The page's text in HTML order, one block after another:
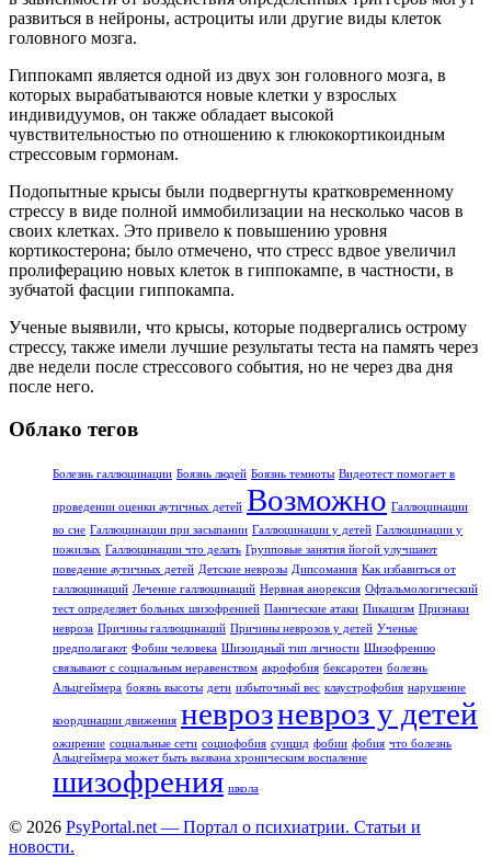
развиться в нейроны, астроциты или другие виды клеток
головного мозга.
Гиппокамп является одной из двух зон головного мозга, в
которых вырабатываются новые клетки у взрослых
индивидуумов, он также обладает высокой
чувствительностью по отношению к глюкокортикоидным
стрессовым гормонам.
Подопытные крысы были подвергнуты кратковременному
стрессу в виде полной иммобилизации на несколько часов в
своих клетках. Это привело к повышению уровня
кортикостерона; было отмечено, что стресс вдвое увеличил
пролиферацию новых клеток в гиппокампе, в частности, в
зубчатой фасции гиппокампа.
Ученые выявили, что крысы, которые подвергались острому
стрессу, также имели лучшие результаты теста на память через
две недели после стрессового события, но не через два дня
после него.
Облако тегов
Болезнь галлюцинации Боязнь людей Боязнь темноты Видеотест помогает в
проведении оценки аутичных детей Возможно Галлюцинации
во сне Галлюцинации при засыпании Галлюцинации у детей Галлюцинации у
пожилых Галлюцинации что делать Групповые занятия йогой улучшают
поведение аутичных детей Детские неврозы Дипсомания Как избавиться от
галлюцинаций Лечение галлюцинаций Нервная анорексия Офтальмологический
тест определяет больных шизофренией Панические атаки Пикацизм Признаки
невроза Причины галлюцинаций Причины неврозов у детей Ученые
предполагают Фобии человека Шизоидный тип личности Шизофрению
связывают с социальным неравенством акрофобия бексаротен болезнь
Альцгеймера боязнь высоты дети избыточный вес клаустрофобия нарушение
координации движения неврозневроз у детей
ожирение социальные сети социофобия суицид фобии фобия что болезнь
Альцгеймера может быть вызвана хроническим воспаление
шизофрения школа
© 2026 PsyPortal.net — Портал о психиатрии. Статьи и
новости.